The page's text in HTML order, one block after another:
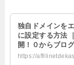
独自ドメインを
に設定する方法
開！０からブロ
https://